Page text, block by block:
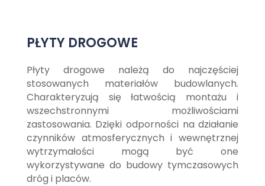
PŁYTY DROGOWE
Płyty drogowe należą do najczęściej
stosowanych materiałów budowlanych.
Charakteryzują się łatwością montażu i
wszechstronnymi możliwościami
zastosowania. Dzięki odporności na działanie
czynników atmosferycznych i wewnętrznej
wytrzymałości mogą być one
wykorzystywane do budowy tymczasowych
dróg i placów.